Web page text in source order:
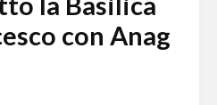
con Anag